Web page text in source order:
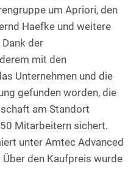
um Apriori, den
Haefke und weitere
der
mit den
Unternehmen und die
gefunden worden, die
am Standort
Mitarbeitern sichert.
unter Amtec Advanced
den Kaufpreis wurde